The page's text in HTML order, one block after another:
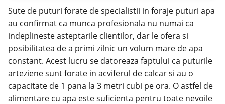
Sute de puturi forate de specialistii in foraje puturi apa
au confirmat ca munca profesionala nu numai ca
indeplineste asteptarile clientilor, dar le ofera si
posibilitatea de a primi zilnic un volum mare de apa
constant. Acest lucru se datoreaza faptului ca puturile
arteziene sunt forate in acviferul de calcar si au o
capacitate de 1 pana la 3 metri cubi pe ora. O astfel de
alimentare cu apa este suficienta pentru toate nevoile